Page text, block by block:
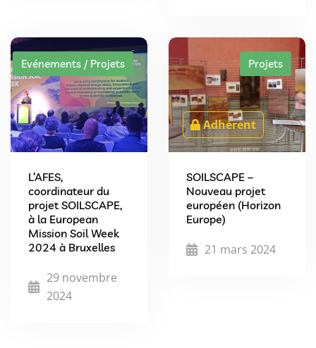
Evénements / Projets
L’AFES,
coordinateur du
projet SOILSCAPE,
à la European
Mission Soil Week
2024 à Bruxelles
29 novembre
2024
Projets
Adhérent
SOILSCAPE –
Nouveau projet
européen (Horizon
Europe)
21 mars 2024